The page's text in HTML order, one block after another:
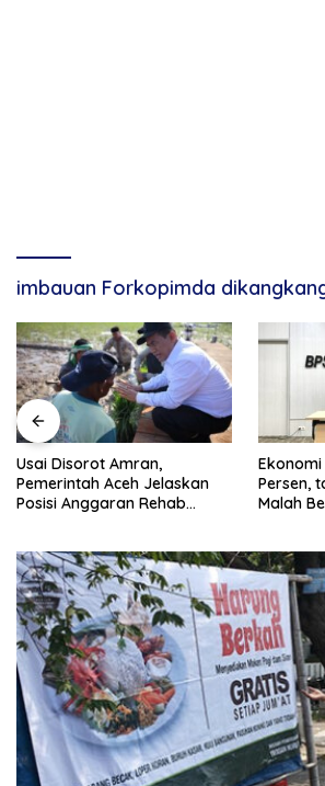
imbauan Forkopimda
Usai Disorot Amran,
Pemerintah Aceh Jelaskan
Posisi Anggaran Rehab
Ekonomi
Persen,
Malah